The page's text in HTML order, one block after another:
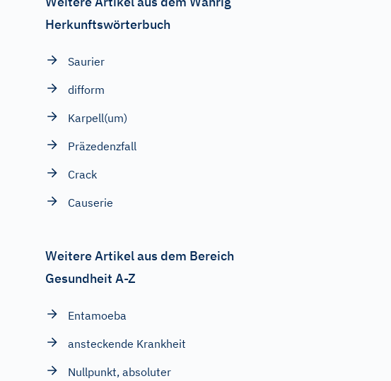
Herkunftswörterbuch
Saurier
difform
Karpell(um)
Präzedenzfall
Crack
Causerie
Weitere Artikel aus dem Bereich
Gesundheit A-Z
Entamoeba
ansteckende Krankheit
Nullpunkt, absoluter